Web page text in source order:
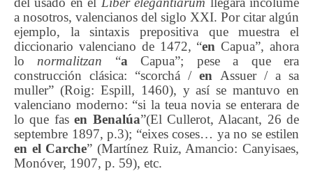
a nosotros, valencianos del siglo XXI. Por citar algún
ejemplo, la sintaxis prepositiva que muestra el
diccionario valenciano de 1472, “en Capua”, ahora
lo normalitzan “a Capua”; pese a que era
construcción clásica: “scorchá / en Assuer / a sa
muller” (Roig: Espill, 1460), y así se mantuvo en
valenciano moderno: “si la teua novia se enterara de
lo que fasen Benalúa”(El Cullerot, Alacant, 26 de
septembre 1897, p.3); “eixes coses… ya no se estilen
en el Carche” (Martínez Ruiz, Amancio: Canyisaes,
Monóver, 1907, p. 59), etc.